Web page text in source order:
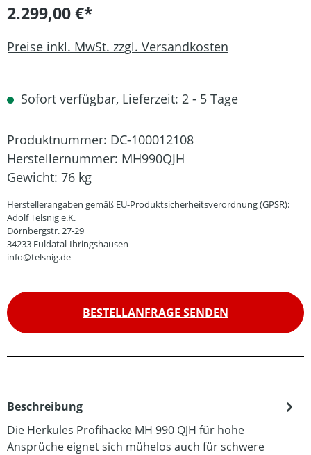
2.299,00 €*
Preise inkl. MwSt. zzgl. Versandkosten
Sofort verfügbar, Lieferzeit: 2 - 5 Tage
Produktnummer: DC-100012108
Herstellernummer: MH990QJH
Gewicht: 76 kg
Herstellerangaben gemäß EU-Produktsicherheitsverordnung (GPSR):
Adolf Telsnig e.K.
Dörnbergstr. 27-29
34233 Fuldatal-Ihringshausen
info@telsnig.de
BESTELLANFRAGE SENDEN
Beschreibung
Die Herkules Profihacke MH 990 QJH für hohe
Ansprüche eignet sich mühelos auch für schwere